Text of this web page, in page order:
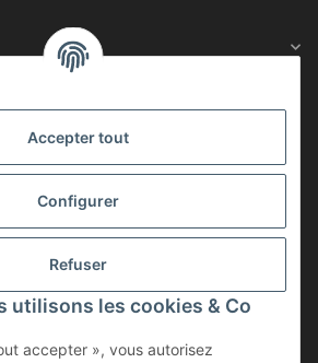
Accepter tout
Configurer
Refuser
utilisons les cookies & Co
accepter », vous autorisez